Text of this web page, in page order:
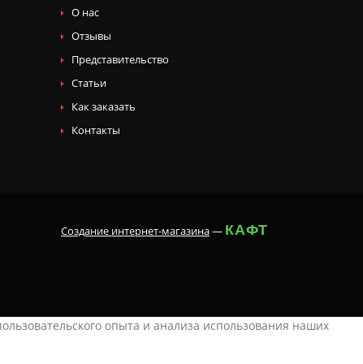
О нас
Отзывы
Представительство
Статьи
Как заказать
Контакты
Создание интернет-магазина— КАФТ
опыта и анализа использования наших